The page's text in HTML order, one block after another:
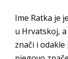
Ime Ratka je
u Hrvatskoj,
znači i odakle